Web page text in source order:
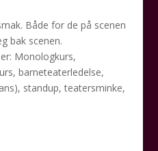
Både for de på scenen
bak scenen.
Monologkurs,
barneteaterledelse,
standup, teatersminke,